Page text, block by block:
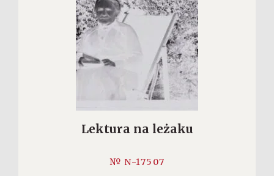
Lektura na leżaku
№ N-17507